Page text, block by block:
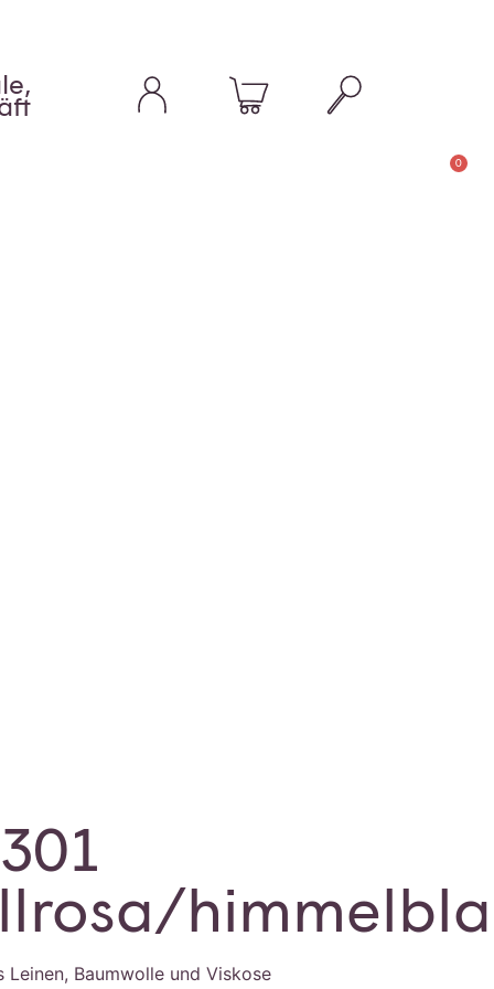
0
Leinen, Baumwolle und Viskose